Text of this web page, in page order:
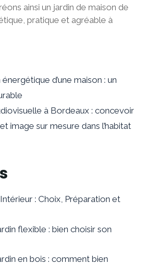
ainsi un jardin de maison de
pratique et agréable à
d’une maison : un
à Bordeaux : concevoir
image sur mesure dans l’habitat
: Choix, Préparation et
flexible : bien choisir son
en bois : comment bien